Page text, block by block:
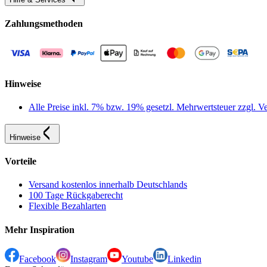
Zahlungsmethoden
Hinweise
Alle Preise inkl. 7% bzw. 19% gesetzl. Mehrwertsteuer zzgl.
Hinweise
Vorteile
Versand kostenlos innerhalb Deutschlands
100 Tage Rückgaberecht
Flexible Bezahlarten
Mehr Inspiration
Facebook Instagram Youtube
Linkedin